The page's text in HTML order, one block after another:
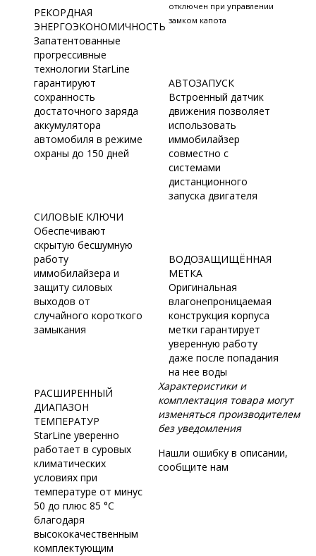
РЕКОРДНАЯ
ЭНЕРГОЭКОНОМИЧНОСТЬ
Запатентованные
прогрессивные
технологии StarLine
гарантируют
сохранность
достаточного заряда
аккумулятора
автомобиля в режиме
охраны до 150 дней
СИЛОВЫЕ КЛЮЧИ
Обеспечивают
скрытую бесшумную
работу
иммобилайзера и
защиту силовых
выходов от
случайного короткого
замыкания
РАСШИРЕННЫЙ
ДИАПАЗОН
ТЕМПЕРАТУР
StarLine уверенно
работает в суровых
климатических
условиях при
температуре от минус
50 до плюс 85 °С
благодаря
высококачественным
комплектующим
отключен при управлении
замком капота
АВТОЗАПУСК
Встроенный датчик
движения позволяет
использовать
иммобилайзер
совместно с
системами
дистанционного
запуска двигателя
ВОДОЗАЩИЩЁННАЯ
МЕТКА
Оригинальная
влагонепроницаемая
конструкция корпуса
метки гарантирует
уверенную работу
даже после попадания
на нее воды
Характеристики и
комплектация товара могут
изменяться производителем
без уведомления
Нашли ошибку в описании,
сообщите нам